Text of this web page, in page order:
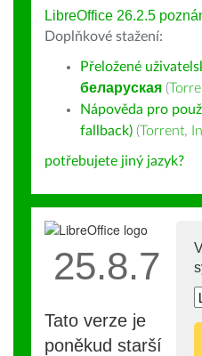
LibreOffice 26.2.5
Doplňkové stažení:
Přeložené
беларуская (
Nápověda pro
fallback) (Torrent,
potřebujete jiný jazyk?
25.8.7
Tato verze je
poněkud starší